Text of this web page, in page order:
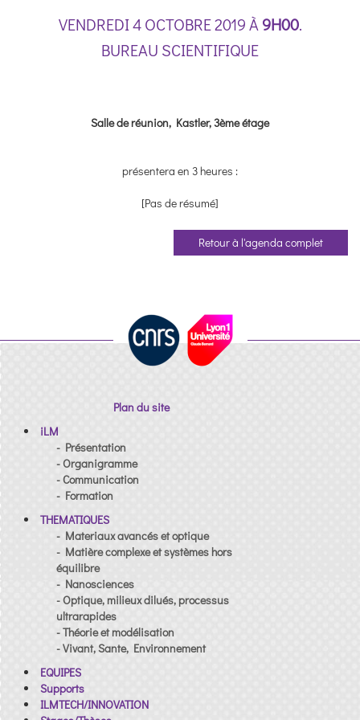
VENDREDI 4 OCTOBRE 2019 À 9H00.
BUREAU SCIENTIFIQUE
Salle de réunion, Kastler, 3ème étage
présentera en 3 heures :
[Pas de résumé]
Retour à l'agenda complet
Plan du site
iLM
- Présentation
- Organigramme
- Communication
- Formation
THEMATIQUES
- Materiaux avancés et optique
- Matière complexe et systèmes hors
équilibre
- Nanosciences
- Optique, milieux dilués, processus
ultrarapides
- Théorie et modélisation
- Vivant, Sante, Environnement
EQUIPES
Supports
ILMTECH/INNOVATION